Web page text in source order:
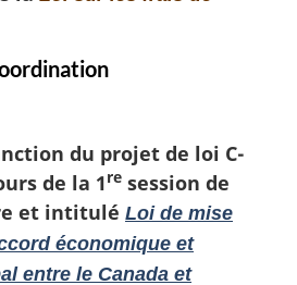
du projet de loi C-
de la 1re session de
et intitulé Loi de mise
économique et
entre le Canada et